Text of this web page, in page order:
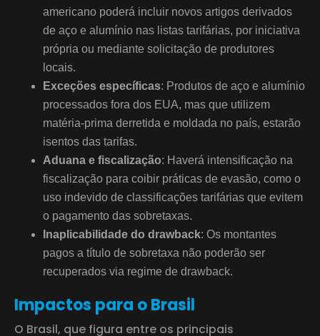
americano poderá incluir novos artigos derivados
de aço e alumínio nas listas tarifárias, por iniciativa
própria ou mediante solicitação de produtores
locais.
Exceções específicas: Produtos de aço e alumínio
processados fora dos EUA, mas que utilizem
matéria-prima derretida e moldada no país, estarão
isentos das tarifas.
Aduana e fiscalização: Haverá intensificação na
fiscalização para coibir práticas de evasão, como o
uso indevido de classificações tarifárias que evitem
o pagamento das sobretaxas.
Inaplicabilidade do drawback: Os montantes
pagos a título de sobretaxa não poderão ser
recuperados via regime de drawback.
Impactos para o Brasil
O Brasil, que figura entre os principais